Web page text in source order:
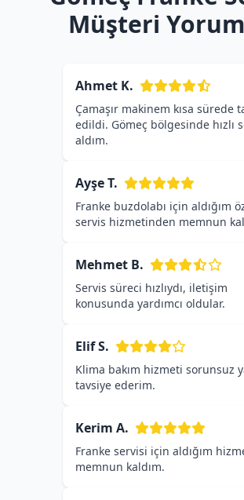
Müşteri
Ahmet K.
Çamaşır makinem kısa sürede
edildi. Gömeç bölgesinde hızlı
aldım.
Ayşe T.
Franke buzdolabı için aldığım
servis hizmetinden memnun
Mehmet B.
Servis süreci hızlıydı, iletişim
konusunda yardımcı oldular.
Elif S.
Klima bakım hizmeti sorunsuz
tavsiye ederim.
Kerim A.
Franke servisi için aldığım
memnun kaldım.